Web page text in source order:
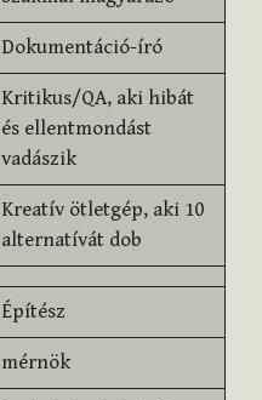
Dokumentáció-író
Kritikus/QA, aki hibát
és ellentmondást
vadászik
Kreatív ötletgép, aki 10
alternatívát dob
Építész
mérnök